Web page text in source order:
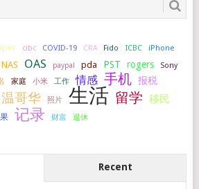
cibc COVID-19 CRA Fido ICBC iPhone
NAS OAS paypal pda PST rogers
Sony
家庭 小米 工作 情感 手机 报税
温哥华 照片 生活 留学 移民
记录 财富 退休
Recent